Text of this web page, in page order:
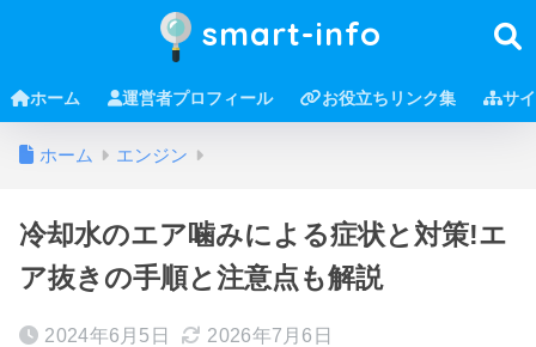
smart-info
ホーム 運営者プロフィール お役立ちリンク集 サ
ホーム エンジン
冷却水のエア噛みによる症状と対策!エ
ア抜きの手順と注意点も解説
2024年6月5日 2026年7月6日